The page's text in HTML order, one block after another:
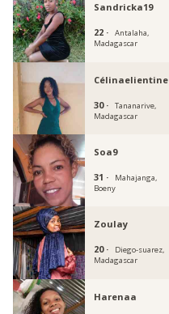
Sandricka19
22 ·
Antalaha,
Madagascar
Célinaelientine
30 ·
Tananarive,
Madagascar
Soa9
31 ·
Mahajanga,
Boeny
Zoulay
20 ·
Diego-suarez,
Madagascar
Harenaa